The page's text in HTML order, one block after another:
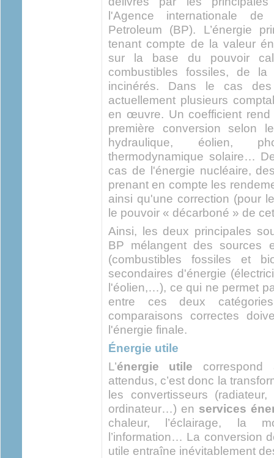
l'Agence internationale
Petroleum (BP). L’énergie
tenant compte de la valeur
sur la base du pouvoir
combustibles fossiles, de
incinérés. Dans le cas des
actuellement plusieurs
en œuvre. Un coefficient
première conversion selon
hydraulique, éolien,
thermodynamique solaire…
cas de l'énergie nucléaire,
prenant en compte les
ainsi qu'une correction (pour
le pouvoir « décarboné » de
Ainsi, les deux principales
BP mélangent des sources
(combustibles fossiles et
secondaires d'énergie
l'éolien,…), ce qui ne permet
entre ces deux
comparaisons correctes
l'énergie finale.
Énergie utile
L’énergie utile correspond
attendus, c’est donc la
les convertisseurs
ordinateur…) en services
chaleur, l’éclairage, la
l’information… La conversion
utile entraîne inévitablement